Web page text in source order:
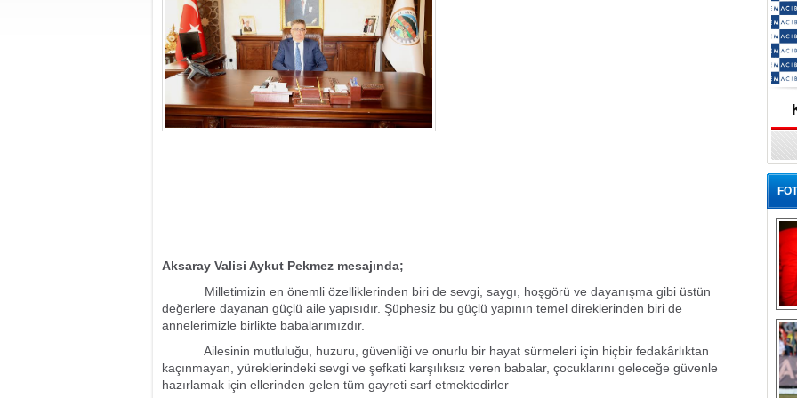
Aksaray Valisi Aykut Pekmez mesajında;
Milletimizin en önemli özelliklerinden biri de sevgi, saygı, hoşgörü ve dayanışma gibi üstün
değerlere dayanan güçlü aile yapısıdır. Şüphesiz bu güçlü yapının temel direklerinden biri de
annelerimizle birlikte babalarımızdır.
Ailesinin mutluluğu, huzuru, güvenliği ve onurlu bir hayat sürmeleri için hiçbir fedakârlıktan
kaçınmayan, yüreklerindeki sevgi ve şefkati karşılıksız veren babalar, çocuklarını geleceğe güvenle
hazırlamak için ellerinden gelen tüm gayreti sarf etmektedirler